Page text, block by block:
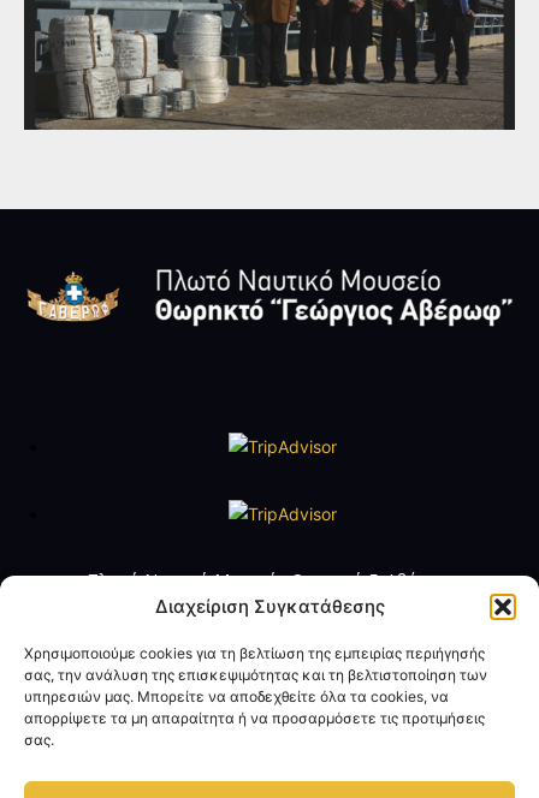
Διαχείριση Συγκατάθεσης
Χρησιμοποιούμε cookies για τη βελτίωση της εμπειρίας περιήγησής
σας, την ανάλυση της επισκεψιμότητας και τη βελτιστοποίηση των
υπηρεσιών μας. Μπορείτε να αποδεχθείτε όλα τα cookies, να
απορρίψετε τα μη απαραίτητα ή να προσαρμόσετε τις προτιμήσεις
σας.
Πλωτό Ναυτικό Μουσείο Θωρηκτό Γ. Αβέρωφ
Τηλ. +30 2109888211
Ωράριο Λειτουργίας
Τρίτη έως Παρασκευή: 09:00 - 14:00
Σάββατο και Κυριακή: 10:00 - 17:00